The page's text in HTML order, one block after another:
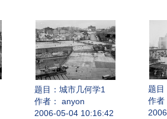
题目： 城市几何学1
作者： anyon
2006-05-04 10:16:42
题目
作者